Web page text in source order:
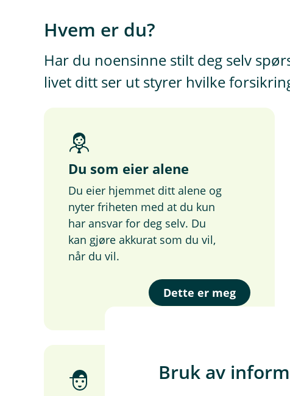
Hvem er du?
Har du noensinne stilt deg selv
livet ditt ser ut styrer hvilke
Du som eier alene
Du eier hjemmet ditt alene og
nyter friheten med at du kun
har ansvar for deg selv. Du
kan gjøre akkurat som du vil,
når du vil.
Dette er meg
Bruk av